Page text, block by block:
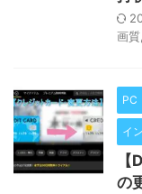
画質
PC
イ
の